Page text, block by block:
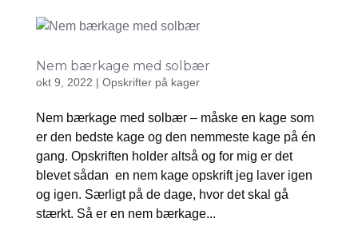
Nem bærkage med solbær
okt 9, 2022 | Opskrifter på kager
Nem bærkage med solbær – måske en kage som
er den bedste kage og den nemmeste kage på én
gang. Opskriften holder altså og for mig er det
blevet sådan en nem kage opskrift jeg laver igen
og igen. Særligt på de dage, hvor det skal gå
stærkt. Så er en nem bærkage...